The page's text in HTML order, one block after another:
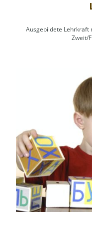
Ausgebildete Lehrkraft
Zweit/